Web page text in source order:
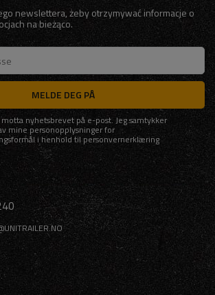
newslettera, żeby otrzymywać informacje o
na bieżąco.
MELDE DEG PÅ
motta nyhetsbrevet på e-post. Jeg samtykker
mine personopplysninger for
i henhold til personvernerklæring